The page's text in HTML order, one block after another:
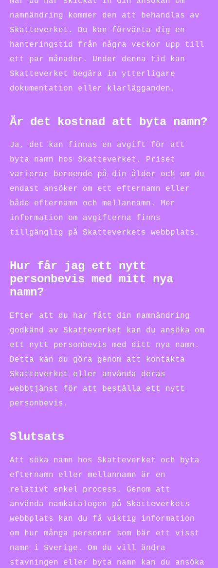
namnändring kommer den att behandlas av
Skatteverket. Du kan förvänta dig en
hanteringstid från några veckor upp till
ett par månader. Under denna tid kan
Skatteverket begära in ytterligare
dokumentation eller klarlägganden.
Är det kostnad att byta namn?
Ja, det kan finnas en avgift för att
byta namn hos Skatteverket. Priset
varierar beroende på din ålder och om du
endast ansöker om ett efternamn eller
både efternamn och mellannamn. Mer
information om avgifterna finns
tillgänglig på Skatteverkets webbplats.
Hur får jag ett nytt
personbevis med mitt nya
namn?
Efter att du har fått din namnändring
godkänd av Skatteverket kan du ansöka om
ett nytt personbevis med ditt nya namn.
Detta kan du göra genom att kontakta
Skatteverket eller använda deras
webbtjänst för att beställa ett nytt
personbevis.
Slutsats
Att söka namn hos Skatteverket och byta
efternamn eller mellannamn är en
relativt enkel process. Genom att
använda namkatalogen på Skatteverkets
webbplats kan du få viktig information
om hur många personer som bär ett visst
namn i Sverige. Om du vill ändra
stavningen eller byta namn kan du ansöka